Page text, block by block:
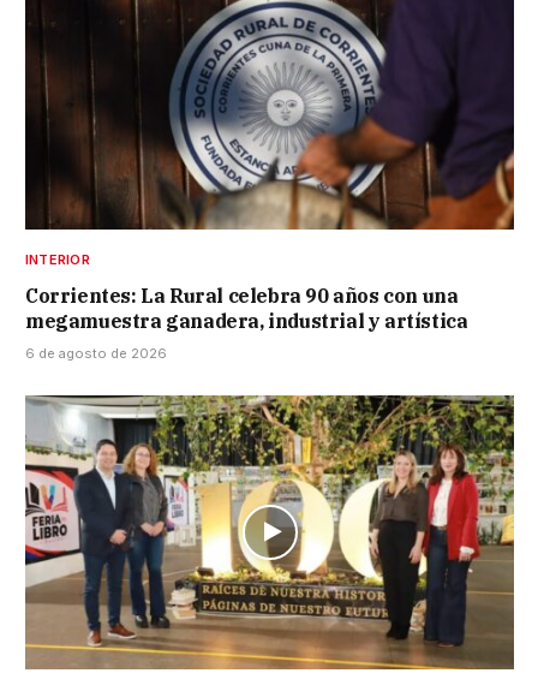
INTERIOR
Corrientes: La Rural celebra 90 años con una
megamuestra ganadera, industrial y artística
6 de agosto de 2026